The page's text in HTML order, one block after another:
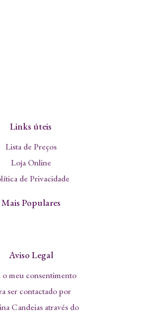
Links úteis
Lista de Preços
Loja Online
de Privacidade
Mais Populares
Aviso Legal
meu consentimento
ser contactado por
Candeias através do